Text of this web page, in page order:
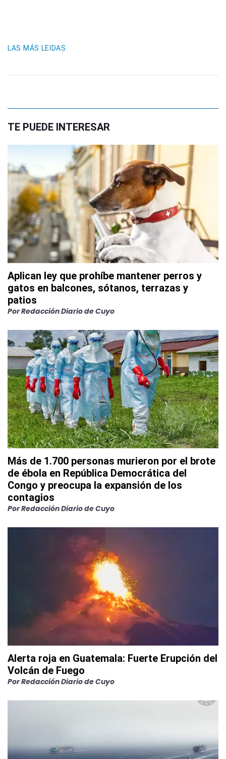
LAS MÁS LEIDAS
TE PUEDE INTERESAR
Aplican ley que prohíbe mantener perros y
gatos en balcones, sótanos, terrazas y
patios
PorRedacción Diario de Cuyo
Más de 1.700 personas murieron por el brote
de ébola en República Democrática del
Congo y preocupa la expansión de los
contagios
PorRedacción Diario de Cuyo
Alerta roja en Guatemala: Fuerte Erupción del
Volcán de Fuego
PorRedacción Diario de Cuyo